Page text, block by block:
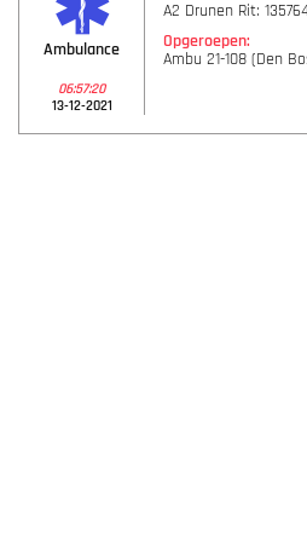
Ambulance
06:57:20
13-12-2021
A2 Drunen Rit:
Opgeroepen:
Ambu 21-108 (Den